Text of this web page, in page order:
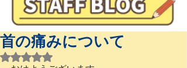
首の痛みについて
5つ星のうちNaNと評価されています。